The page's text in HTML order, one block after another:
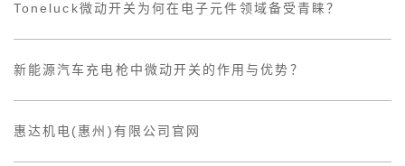
Toneluck微动开关为何在电子元件领域备受青睐？
新能源汽车充电枪中微动开关的作用与优势？
惠达机电(惠州)有限公司官网